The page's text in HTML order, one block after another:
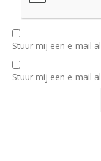
Stuur mij een e-mail
Stuur mij een e-mail